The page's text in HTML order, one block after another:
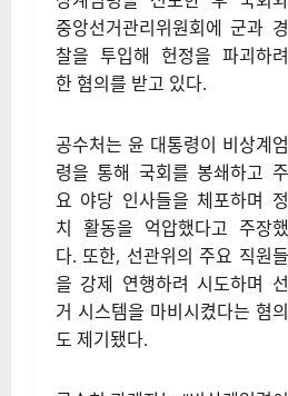
내란 혐의와 직권남
용, 법원 판단의 근거
는?
윤석열 대통령은 작년 12월 비
상계엄령을 선포한 후 국회와
중앙선거관리위원회에 군과 경
찰을 투입해 헌정을 파괴하려
한 혐의를 받고 있다.